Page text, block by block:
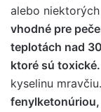
alebo
vhodné pre
teplotách nad
ktoré sú toxické.
kyselinu mravčiu.